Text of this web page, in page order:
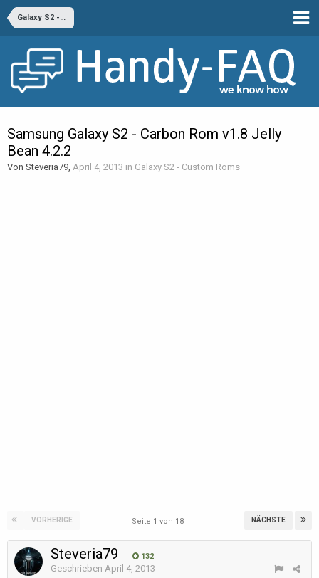
Galaxy S2 - Custom Roms
Samsung Galaxy S2 - Carbon Rom v1.8 Jelly
Bean 4.2.2
Von Steveria79, April 4, 2013 in Galaxy S2 - Custom Roms
VORHERIGE NÄCHSTE
Seite 1 von 18
Steveria79 132
Geschrieben April 4, 2013